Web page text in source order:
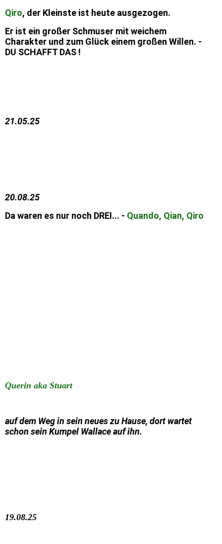
Qiro, der Kleinste ist heute ausgezogen.
Er ist ein großer Schmuser mit weichem
Charakter und zum Glück einem großen Willen. -
DU SCHAFFT DAS !
21.05.25
20.08.25
Da waren es nur noch DREI... - Quando, Qian, Qiro
Querin aka Stuart
auf dem Weg in sein neues zu Hause, dort wartet
schon sein Kumpel Wallace auf ihn.
19.08.25